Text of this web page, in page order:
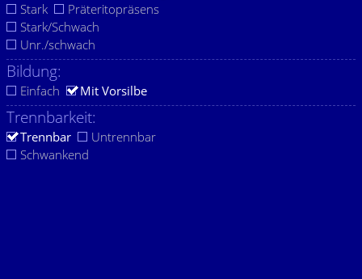
Stark
Präteritopräsens
Stark/Schwach
Unr./schwach
Bildung:
Einfach Mit Vorsilbe
Trennbarkeit:
Trennbar
Untrennbar
Schwankend